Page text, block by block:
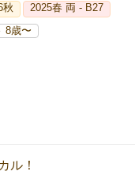
秋
2025春 両 - B27
8歳〜
ル！